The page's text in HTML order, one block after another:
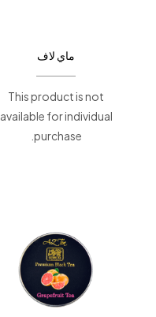
ماي لاف
This product is not
available for individual
purchase.